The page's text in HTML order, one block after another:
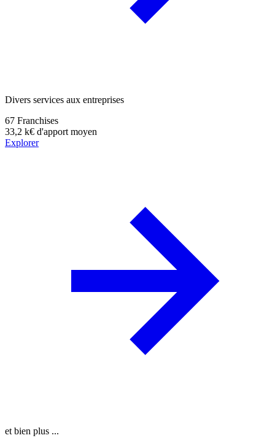
Divers services aux entreprises
67 Franchises
33,2 k€ d'apport moyen
Explorer
et bien plus ...